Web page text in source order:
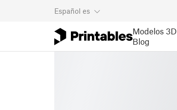
Español es
Modelos 3D
Blog